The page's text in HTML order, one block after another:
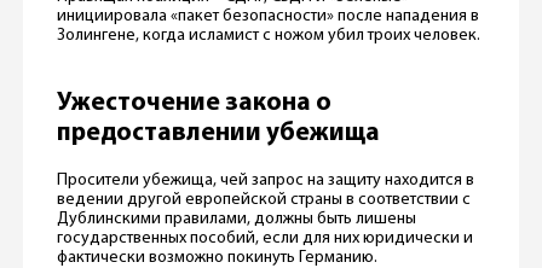
инициировала «пакет безопасности» после нападения в
Золингене, когда исламист с ножом убил троих человек.
Ужесточение закона о
предоставлении убежища
Просители убежища, чей запрос на защиту находится в
ведении другой европейской страны в соответствии с
Дублинскими правилами, должны быть лишены
государственных пособий, если для них юридически и
фактически возможно покинуть Германию.